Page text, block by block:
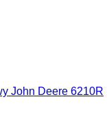
John Deere 6210R